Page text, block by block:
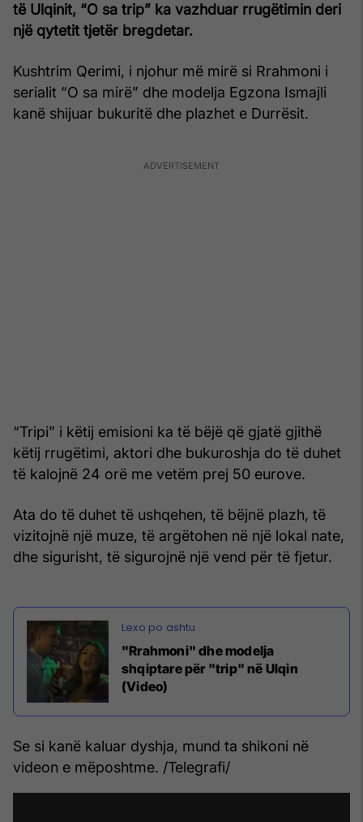
të Ulqinit, “O sa trip” ka vazhduar rrugëtimin deri
një qytetit tjetër bregdetar.
Kushtrim Qerimi, i njohur më mirë si Rrahmoni i
serialit “O sa mirë” dhe modelja Egzona Ismajli
kanë shijuar bukuritë dhe plazhet e Durrësit.
“Tripi” i këtij emisioni ka të bëjë që gjatë gjithë
këtij rrugëtimi, aktori dhe bukuroshja do të duhet
të kalojnë 24 orë me vetëm prej 50 eurove.
Ata do të duhet të ushqehen, të bëjnë plazh, të
vizitojnë një muze, të argëtohen në një lokal nate,
dhe sigurisht, të sigurojnë një vend për të fjetur.
"Rrahmoni" dhe modelja
shqiptare për "trip" në Ulqin
(Video)
Se si kanë kaluar dyshja, mund ta shikoni në
videon e mëposhtme. /Telegrafi/